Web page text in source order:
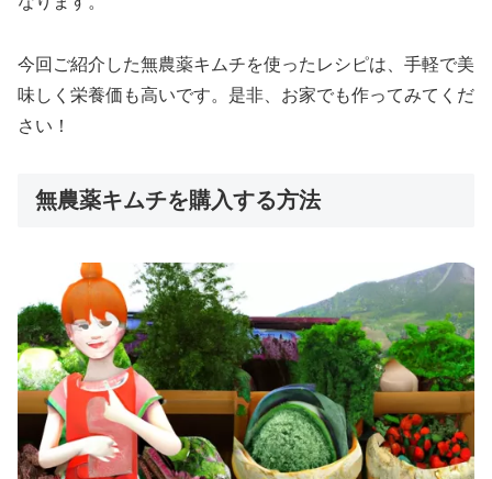
今回ご紹介した無農薬キムチを使ったレシピは、手軽で美
味しく栄養価も高いです。是非、お家でも作ってみてくだ
さい！
無農薬キムチを購入する方法